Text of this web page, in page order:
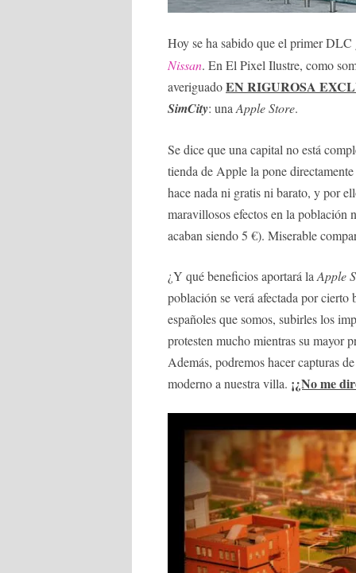
Hoy se ha sabido que el primer
Nissan. En El Pixel Ilustre, como
averiguadoEN RIGUROSA
SimCity: una Apple Store.
Se dice que una capital no está
tienda de Apple la pone
hace nada ni gratis ni barato, y por
maravillosos efectos en la población
acaban siendo 5 €). Miserable
¿Y qué beneficios aportará la Apple
población se verá afectada por
españoles que somos, subirles los
protesten mucho mientras su mayor
Además, podremos hacer capturas
moderno a nuestra villa. ¡¿No me